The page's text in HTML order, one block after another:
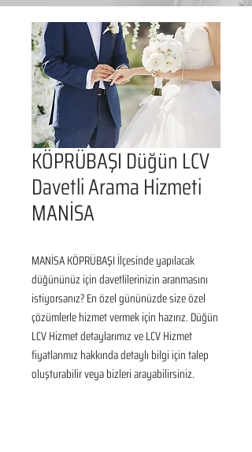
KÖPRÜBAŞI Düğün LCV
Davetli Arama Hizmeti
MANİSA
MANİSA KÖPRÜBAŞI İlçesinde yapılacak
düğününüz için davetlilerinizin aranmasını
istiyorsanız? En özel gününüzde size özel
çözümlerle hizmet vermek için hazırız. Düğün
LCV Hizmet detaylarımız ve LCV Hizmet
fiyatlarımız hakkında detaylı bilgi için talep
oluşturabilir veya bizleri arayabilirsiniz.